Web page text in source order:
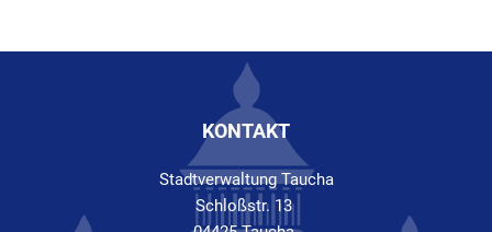
KONTAKT
Stadtverwaltung Taucha
Schloßstr. 13